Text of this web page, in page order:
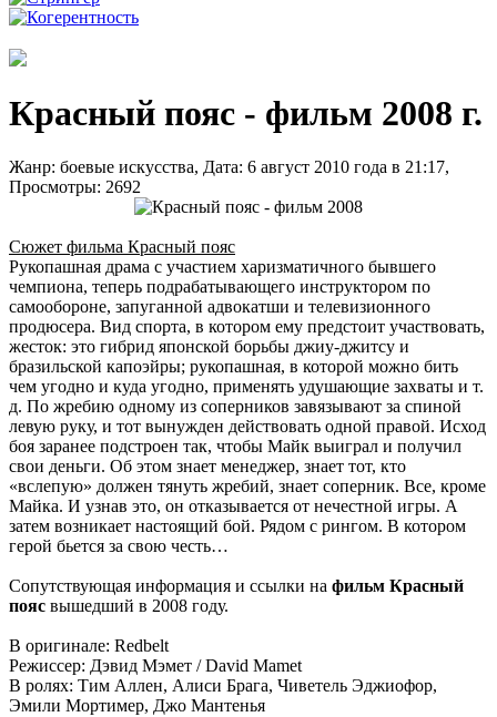
Красный пояс - фильм 2008 г.
Жанр: боевые искусства, Дата: 6 август 2010 года в 21:17,
Просмотры: 2692
Сюжет фильма Красный пояс
Рукопашная драма с участием харизматичного бывшего
чемпиона, теперь подрабатывающего инструктором по
самообороне, запуганной адвокатши и телевизионного
продюсера. Вид спорта, в котором ему предстоит участвовать,
жесток: это гибрид японской борьбы джиу-джитсу и
бразильской капоэйры; рукопашная, в которой можно бить
чем угодно и куда угодно, применять удушающие захваты и т.
д. По жребию одному из соперников завязывают за спиной
левую руку, и тот вынужден действовать одной правой. Исход
боя заранее подстроен так, чтобы Майк выиграл и получил
свои деньги. Об этом знает менеджер, знает тот, кто
«вслепую» должен тянуть жребий, знает соперник. Все, кроме
Майка. И узнав это, он отказывается от нечестной игры. А
затем возникает настоящий бой. Рядом с рингом. В котором
герой бьется за свою честь…
Сопутствующая информация и ссылки на фильм Красный
пояс вышедший в 2008 году.
В оригинале: Redbelt
Режиссер: Дэвид Мэмет / David Mamet
В ролях: Тим Аллен, Алиси Брага, Чиветель Эджиофор,
Эмили Мортимер, Джо Мантенья